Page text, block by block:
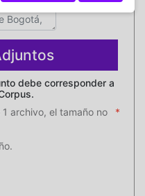
debe corresponder a
archivo, el tamaño no